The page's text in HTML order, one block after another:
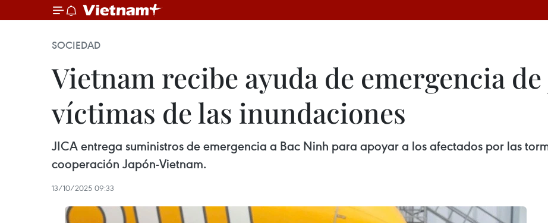
SOCIEDAD
Vietnam recibe ayuda de emergencia de
víctimas de las inundaciones
JICA entrega suministros de emergencia a Bac Ninh para apoyar a los afectados por las
cooperación Japón-Vietnam.
13/10/2025 09:33